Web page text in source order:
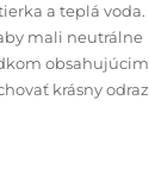
a teplá voda.
mali neutrálne
obsahujúcim
krásny odraz